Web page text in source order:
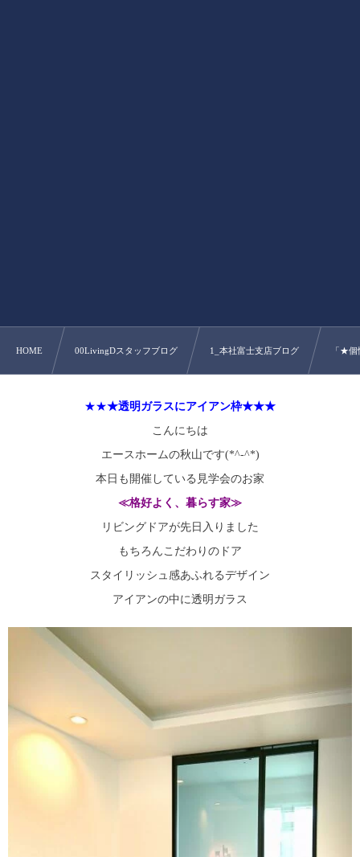
HOME 00LivingDスタッフブログ 1_本社富士支店ブログ 「★
★★★透明ガラスにアイアン枠★★★
こんにちは
エースホームの秋山です(*^-^*)
本日も開催している見学会のお家
≪格好よく、暮らす家≫
リビングドアが先日入りました
もちろんこだわりのドア
スタイリッシュ感あふれるデザイン
アイアンの中に透明ガラス